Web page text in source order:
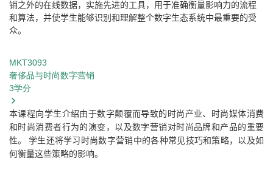
销之外的在线数据，实施先进的工具，用于准确衡量影响力的流程
和算法，并使学生能够识别和理解整个数字生态系统中最重要的受
众。
MKT3093
奢侈品与时尚数字营销
3学分
本课程向学生介绍由于数字颠覆而导致的时尚产业、时尚媒体消费
和时尚消费者行为的演变，以及数字营销对时尚品牌和产品的重要
性。
学生还将学习时尚数字营销中的各种常见技巧和策略，以及如
何衡量这些策略的影响。